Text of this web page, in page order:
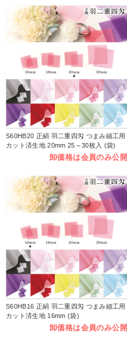
S60HB20 正絹 羽二重四匁 つまみ細工用
カット済生地 20mm 25～30枚入 (袋)
卸価格は会員のみ公開
S60HB16 正絹 羽二重四匁 つまみ細工用
カット済生地 16mm (袋)
卸価格は会員のみ公開